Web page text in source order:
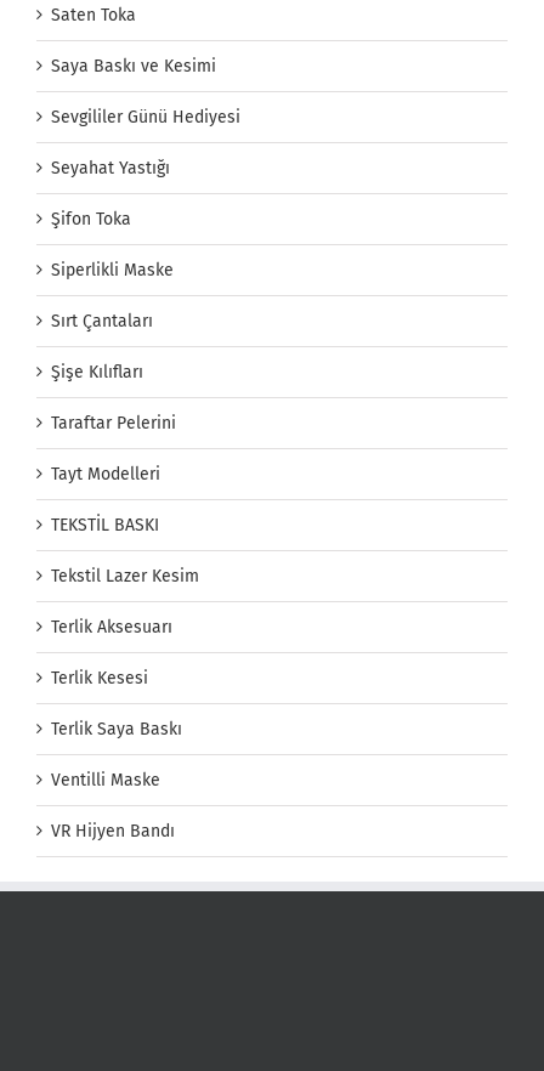
Saten Toka
Saya Baskı ve Kesimi
Sevgililer Günü Hediyesi
Seyahat Yastığı
Şifon Toka
Siperlikli Maske
Sırt Çantaları
Şişe Kılıfları
Taraftar Pelerini
Tayt Modelleri
TEKSTİL BASKI
Tekstil Lazer Kesim
Terlik Aksesuarı
Terlik Kesesi
Terlik Saya Baskı
Ventilli Maske
VR Hijyen Bandı